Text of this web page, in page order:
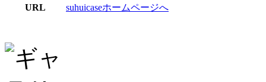
URL
suhuicaseホームページへ